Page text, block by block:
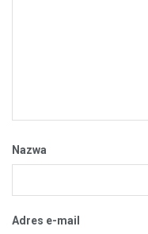
Nazwa
Adres e-mail